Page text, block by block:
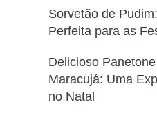
Sorvetão de
Perfeita para as
Delicioso
Maracujá: Uma
no Natal